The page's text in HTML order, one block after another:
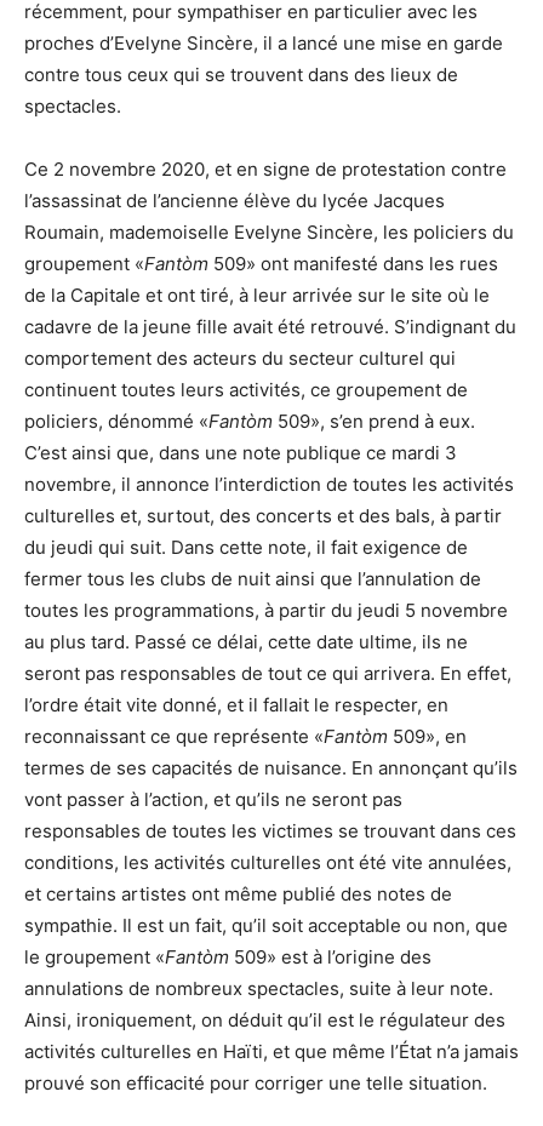
récemment, pour sympathiser en particulier avec les
proches d’Evelyne Sincère, il a lancé une mise en garde
contre tous ceux qui se trouvent dans des lieux de
spectacles.
Ce 2 novembre 2020, et en signe de protestation contre
l’assassinat de l’ancienne élève du lycée Jacques
Roumain, mademoiselle Evelyne Sincère, les policiers du
groupement «Fantòm 509» ont manifesté dans les rues
de la Capitale et ont tiré, à leur arrivée sur le site où le
cadavre de la jeune fille avait été retrouvé. S’indignant du
comportement des acteurs du secteur culturel qui
continuent toutes leurs activités, ce groupement de
policiers, dénommé «Fantòm 509», s’en prend à eux.
C’est ainsi que, dans une note publique ce mardi 3
novembre, il annonce l’interdiction de toutes les activités
culturelles et, surtout, des concerts et des bals, à partir
du jeudi qui suit. Dans cette note, il fait exigence de
fermer tous les clubs de nuit ainsi que l’annulation de
toutes les programmations, à partir du jeudi 5 novembre
au plus tard. Passé ce délai, cette date ultime, ils ne
seront pas responsables de tout ce qui arrivera. En effet,
l’ordre était vite donné, et il fallait le respecter, en
reconnaissant ce que représente «Fantòm 509», en
termes de ses capacités de nuisance. En annonçant qu’ils
vont passer à l’action, et qu’ils ne seront pas
responsables de toutes les victimes se trouvant dans ces
conditions, les activités culturelles ont été vite annulées,
et certains artistes ont même publié des notes de
sympathie. Il est un fait, qu’il soit acceptable ou non, que
le groupement «Fantòm 509» est à l’origine des
annulations de nombreux spectacles, suite à leur note.
Ainsi, ironiquement, on déduit qu’il est le régulateur des
activités culturelles en Haïti, et que même l’État n’a jamais
prouvé son efficacité pour corriger une telle situation.